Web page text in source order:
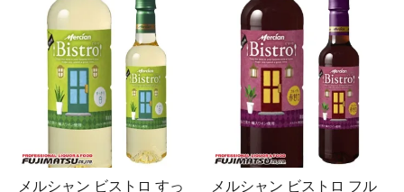
メルシャン ビストロ すっ
メルシャン ビストロ フル